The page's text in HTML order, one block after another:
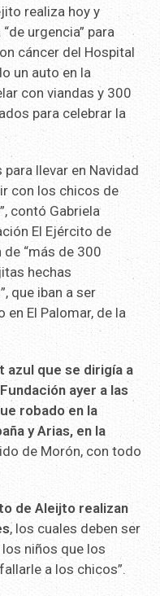
realiza hoy y
urgencia” para
cáncer del Hospital
un auto en la
con viandas y 300
para celebrar la
llevar en Navidad
con los chicos de
contó Gabriela
El Ejército de
“más de 300
hechas
que iban a ser
El Palomar, de la
azul que se dirigía a
ayer a las
robado en la
y Arias, en la
de Morón, con todo
de Aleijto realizan
, los cuales deben ser
niños que los
a los chicos”.